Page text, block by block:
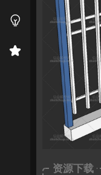
资源下载